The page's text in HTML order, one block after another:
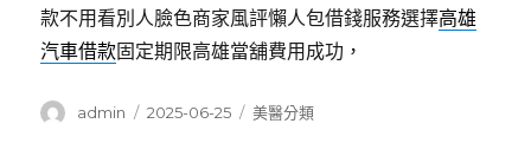
款不用看別人臉色商家風評懶人包借錢服務選擇高雄
汽車借款固定期限高雄當舖費用成功，
作
admin
發
2025-06-25
分
美醫分類